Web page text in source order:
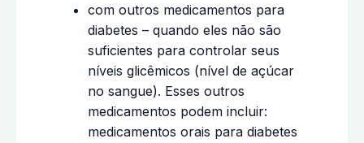
com outros medicamentos para
diabetes – quando eles não são
suficientes para controlar seus
níveis glicêmicos (nível de açúcar
no sangue). Esses outros
medicamentos podem incluir:
medicamentos orais para diabetes